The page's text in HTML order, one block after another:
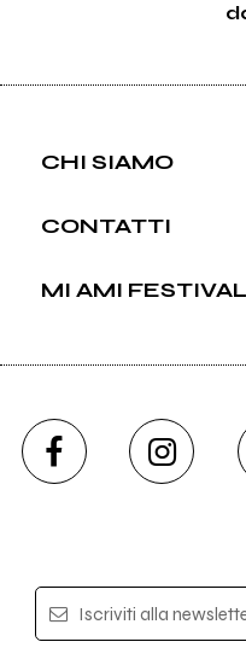
CHI SIAMO
CONTATTI
MI AMI FESTIVAL
Iscriviti alla